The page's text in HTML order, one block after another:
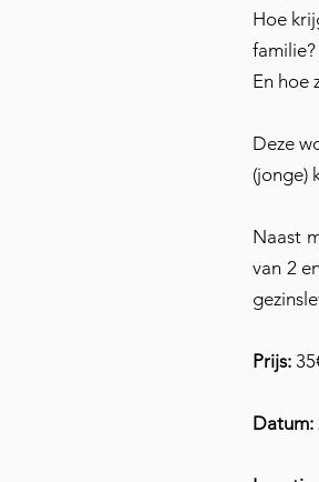
Hoe
familie?
En hoe
Deze
(jonge)
Naast
van 2
Prijs:
Datum: